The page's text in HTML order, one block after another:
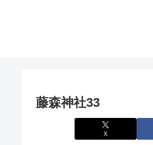
藤森神社33
X